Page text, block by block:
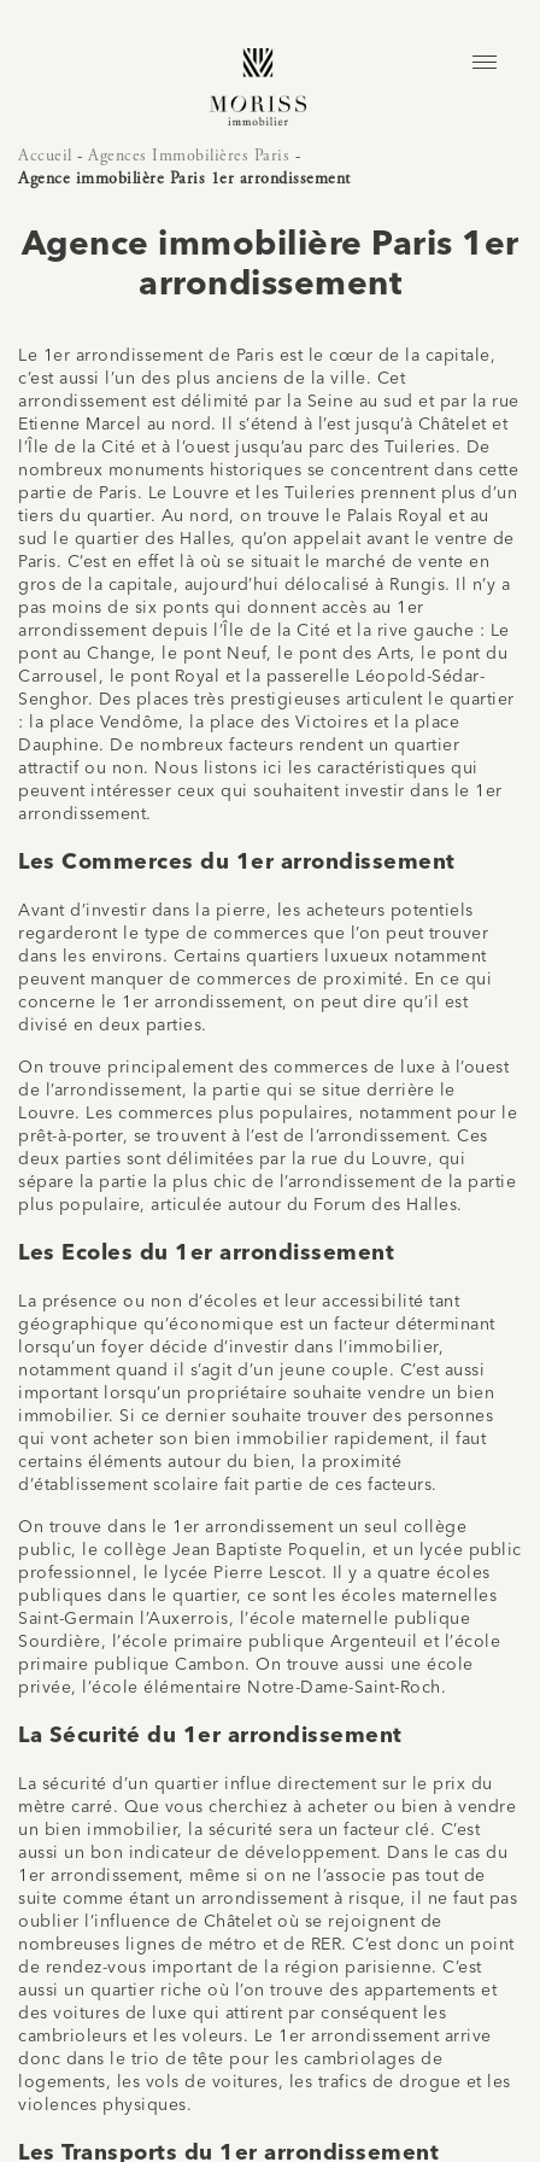
Accueil - Agences Immobilières Paris -
Agence immobilière Paris 1er arrondissement
Agence immobilière Paris 1er
arrondissement
Le 1er arrondissement de Paris est le cœur de la capitale,
c’est aussi l’un des plus anciens de la ville. Cet
arrondissement est délimité par la Seine au sud et par la rue
Etienne Marcel au nord. Il s’étend à l’est jusqu’à Châtelet et
l’Île de la Cité et à l’ouest jusqu’au parc des Tuileries. De
nombreux monuments historiques se concentrent dans cette
partie de Paris. Le Louvre et les Tuileries prennent plus d’un
tiers du quartier. Au nord, on trouve le Palais Royal et au
sud le quartier des Halles, qu’on appelait avant le ventre de
Paris. C’est en effet là où se situait le marché de vente en
gros de la capitale, aujourd’hui délocalisé à Rungis. Il n’y a
pas moins de six ponts qui donnent accès au 1er
arrondissement depuis l’Île de la Cité et la rive gauche : Le
pont au Change, le pont Neuf, le pont des Arts, le pont du
Carrousel, le pont Royal et la passerelle Léopold-Sédar-
Senghor. Des places très prestigieuses articulent le quartier
: la place Vendôme, la place des Victoires et la place
Dauphine. De nombreux facteurs rendent un quartier
attractif ou non. Nous listons ici les caractéristiques qui
peuvent intéresser ceux qui souhaitent investir dans le 1er
arrondissement.
Les Commerces du 1er arrondissement
Avant d’investir dans la pierre, les acheteurs potentiels
regarderont le type de commerces que l’on peut trouver
dans les environs. Certains quartiers luxueux notamment
peuvent manquer de commerces de proximité. En ce qui
concerne le 1er arrondissement, on peut dire qu’il est
divisé en deux parties.
On trouve principalement des commerces de luxe à l’ouest
de l’arrondissement, la partie qui se situe derrière le
Louvre. Les commerces plus populaires, notamment pour le
prêt-à-porter, se trouvent à l’est de l’arrondissement. Ces
deux parties sont délimitées par la rue du Louvre, qui
sépare la partie la plus chic de l’arrondissement de la partie
plus populaire, articulée autour du Forum des Halles.
Les Ecoles du 1er arrondissement
La présence ou non d’écoles et leur accessibilité tant
géographique qu’économique est un facteur déterminant
lorsqu’un foyer décide d’investir dans l’immobilier,
notamment quand il s’agit d’un jeune couple. C’est aussi
important lorsqu’un propriétaire souhaite vendre un bien
immobilier. Si ce dernier souhaite trouver des personnes
qui vont acheter son bien immobilier rapidement, il faut
certains éléments autour du bien, la proximité
d’établissement scolaire fait partie de ces facteurs.
On trouve dans le 1er arrondissement un seul collège
public, le collège Jean Baptiste Poquelin, et un lycée public
professionnel, le lycée Pierre Lescot. Il y a quatre écoles
publiques dans le quartier, ce sont les écoles maternelles
Saint-Germain l’Auxerrois, l’école maternelle publique
Sourdière, l’école primaire publique Argenteuil et l’école
primaire publique Cambon. On trouve aussi une école
privée, l’école élémentaire Notre-Dame-Saint-Roch.
La Sécurité du 1er arrondissement
La sécurité d’un quartier influe directement sur le prix du
mètre carré. Que vous cherchiez à acheter ou bien à vendre
un bien immobilier, la sécurité sera un facteur clé. C’est
aussi un bon indicateur de développement. Dans le cas du
1er arrondissement, même si on ne l’associe pas tout de
suite comme étant un arrondissement à risque, il ne faut pas
oublier l’influence de Châtelet où se rejoignent de
nombreuses lignes de métro et de RER. C’est donc un point
de rendez-vous important de la région parisienne. C’est
aussi un quartier riche où l’on trouve des appartements et
des voitures de luxe qui attirent par conséquent les
cambrioleurs et les voleurs. Le 1er arrondissement arrive
donc dans le trio de tête pour les cambriolages de
logements, les vols de voitures, les trafics de drogue et les
violences physiques.
Les Transports du 1er arrondissement